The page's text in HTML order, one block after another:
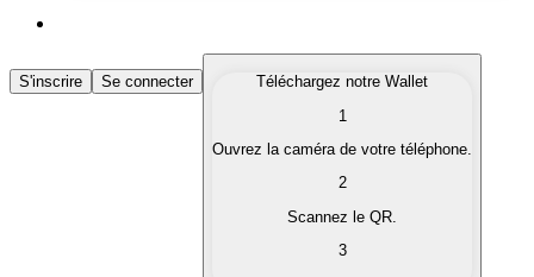
Acheter des Cryptomonnaies
Achetez les cryptomonnaies qui vous intéressent
Convertissez vos cryptomonnaies en monnaie
S'inscrire Se connecter
Téléchargez notre Wallet
1
Ouvrez la caméra de votre téléphone.
2
Scannez le QR.
3